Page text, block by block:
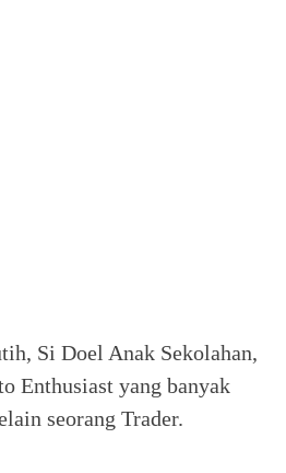
Si Doel Anak Sekolahan,
Enthusiast yang banyak
seorang Trader.